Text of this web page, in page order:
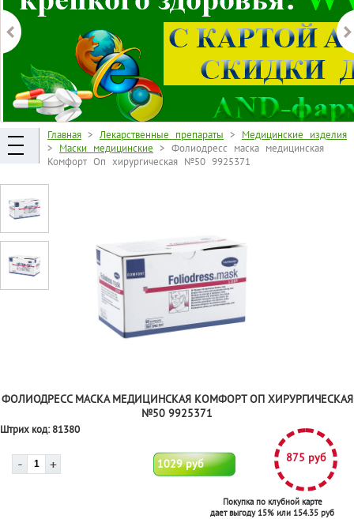
Главная > Лекарственные препараты > Медицинские изделия
> Маски медицинские > Фолиодресс маска медицинская
Комфорт Оп хирургическая №50 9925371
ФОЛИОДРЕСС МАСКА МЕДИЦИНСКАЯ КОМФОРТ ОП ХИРУРГИЧЕСКАЯ
№50 9925371
Штрих код:81380
1029 руб 875 руб
Покупка по клубной карте
дает выгоду 15% или 154.35 руб